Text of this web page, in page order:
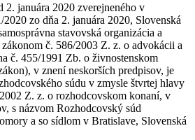
2. januára 2020 zverejneného v
zo dňa 2. januára 2020, Slovenská
stavovská organizácia a
č. 586/2003 Z. z. o advokácii a
č. 455/1991 Zb. o živnostenskom
v znení neskorších predpisov, je
súdu v zmysle štvrtej hlavy
Z. z. o rozhodcovskom konaní, v
s názvom Rozhodcovský súd
a so sídlom v Bratislave, Slovenská